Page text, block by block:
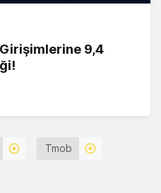
9,4
Tmob